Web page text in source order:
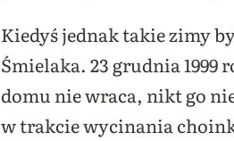
Kiedyś jednak takie zimy
Śmielaka. 23 grudnia
domu nie wraca, nikt go
w trakcie wycinania